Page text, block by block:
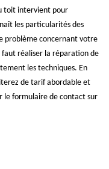
toit intervient pour
les particularités des
problème concernant votre
faut réaliser la réparation de
les techniques. En
de tarif abordable et
le formulaire de contact sur